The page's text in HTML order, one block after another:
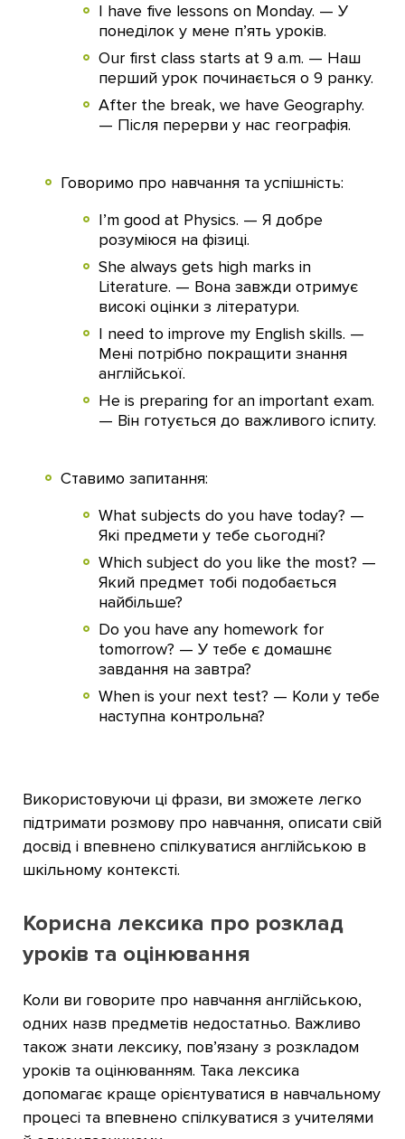
I have five lessons on Monday. — У
понеділок у мене п’ять уроків.
Our first class starts at 9 a.m. — Наш
перший урок починається о 9 ранку.
After the break, we have Geography.
— Після перерви у нас географія.
Говоримо про навчання та успішність:
I’m good at Physics. — Я добре
розуміюся на фізиці.
She always gets high marks in
Literature. — Вона завжди отримує
високі оцінки з літератури.
I need to improve my English skills. —
Мені потрібно покращити знання
англійської.
He is preparing for an important exam.
— Він готується до важливого іспиту.
Ставимо запитання:
What subjects do you have today? —
Які предмети у тебе сьогодні?
Which subject do you like the most? —
Який предмет тобі подобається
найбільше?
Do you have any homework for
tomorrow? — У тебе є домашнє
завдання на завтра?
When is your next test? — Коли у тебе
наступна контрольна?
Використовуючи ці фрази, ви зможете легко
підтримати розмову про навчання, описати свій
досвід і впевнено спілкуватися англійською в
шкільному контексті.
Корисна лексика про розклад
уроків та оцінювання
Коли ви говорите про навчання англійською,
одних назв предметів недостатньо. Важливо
також знати лексику, пов’язану з розкладом
уроків та оцінюванням. Така лексика
допомагає краще орієнтуватися в навчальному
процесі та впевнено спілкуватися з учителями